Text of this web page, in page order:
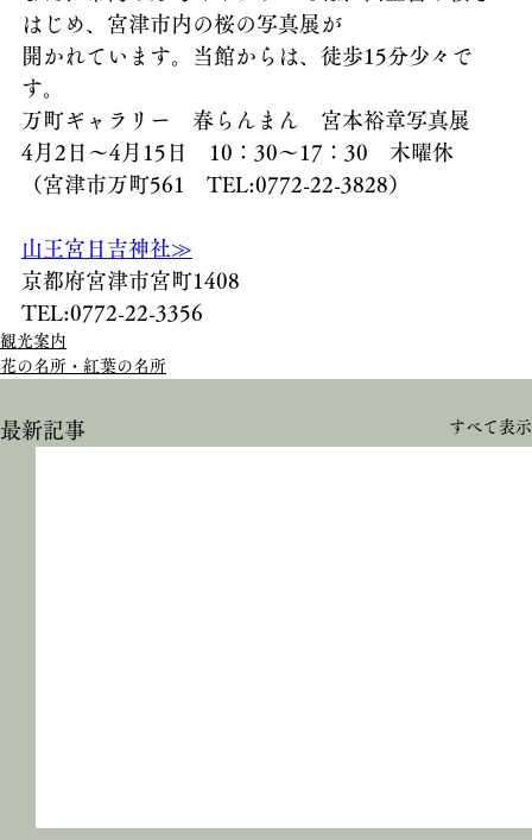
はじめ、宮津市内の桜の写真展が
開かれています。当館からは、徒歩15分少々で
す。
万町ギャラリー　春らんまん　宮本裕章写真展
4月2日～4月15日　10：30～17：30　木曜休
（宮津市万町561　TEL:0772-22-3828）
山王宮日吉神社≫
京都府宮津市宮町1408
TEL:0772-22-3356
観光案内
花の名所・紅葉の名所
最新記事 すべて表示